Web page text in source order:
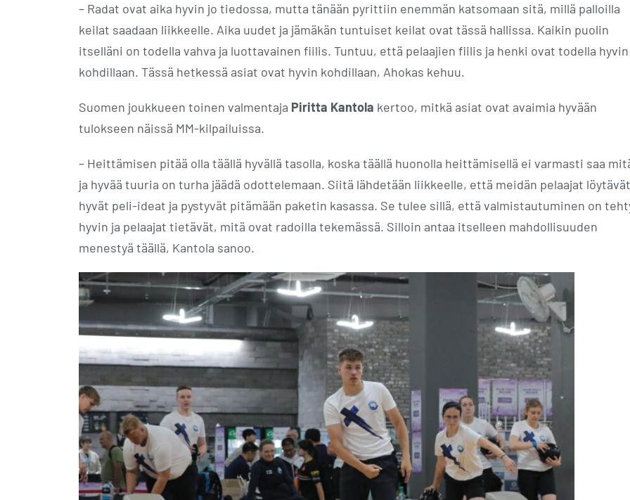
– Radat ovat aika hyvin jo tiedossa, mutta tänään pyrittiin enemmän katsomaan sitä, millä palloilla
keilat saadaan liikkeelle. Aika uudet ja jämäkän tuntuiset keilat ovat tässä hallissa. Kaikin puolin
itselläni on todella vahva ja luottavainen fiilis. Tuntuu, että pelaajien fiilis ja henki ovat todella hyvin
kohdillaan. Tässä hetkessä asiat ovat hyvin kohdillaan, Ahokas kehuu.
Suomen joukkueen toinen valmentaja Piritta Kantola kertoo, mitkä asiat ovat avaimia hyvään
tulokseen näissä MM-kilpailuissa.
– Heittämisen pitää olla täällä hyvällä tasolla, koska täällä huonolla heittämisellä ei varmasti saa
ja hyvää tuuria on turha jäädä odottelemaan. Siitä lähdetään liikkeelle, että meidän pelaajat löytävät
hyvät peli-ideat ja pystyvät pitämään paketin kasassa. Se tulee sillä, että valmistautuminen on
hyvin ja pelaajat tietävät, mitä ovat radoilla tekemässä. Silloin antaa itselleen mahdollisuuden
menestyä täällä, Kantola sanoo.